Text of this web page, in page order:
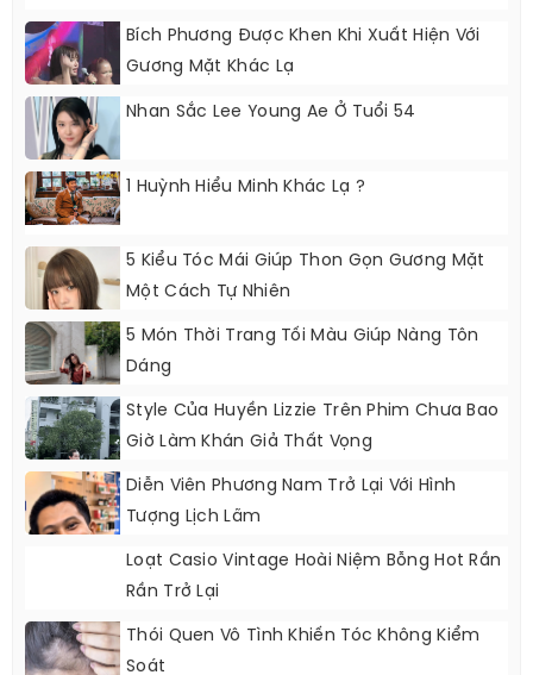
Bích Phương Được Khen Khi Xuất Hiện Với
Gương Mặt Khác Lạ
Nhan Sắc Lee Young Ae Ở Tuổi 54
1 Huỳnh Hiểu Minh Khác Lạ ?
5 Kiểu Tóc Mái Giúp Thon Gọn Gương Mặt
Một Cách Tự Nhiên
5 Món Thời Trang Tối Màu Giúp Nàng Tôn
Dáng
Style Của Huyền Lizzie Trên Phim Chưa Bao
Giờ Làm Khán Giả Thất Vọng
Diễn Viên Phương Nam Trở Lại Với Hình
Tượng Lịch Lãm
Loạt Casio Vintage Hoài Niệm Bỗng Hot Rần
Rần Trở Lại
Thói Quen Vô Tình Khiến Tóc Không Kiểm
Soát